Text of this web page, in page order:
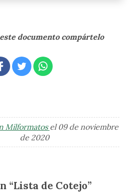
documento compártelo
Milformatos el 09 de noviembre
de 2020
“Lista de Cotejo”